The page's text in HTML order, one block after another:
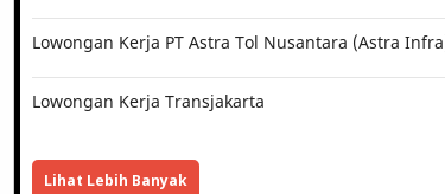
Lowongan Kerja PT Astra Tol Nusantara (Astra
Lowongan Kerja Transjakarta
Lihat Lebih Banyak